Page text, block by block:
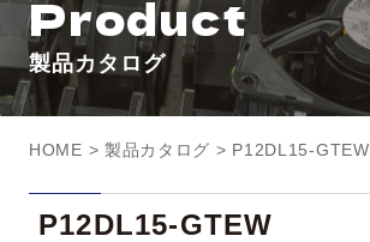
Product
製品カタログ
HOME > 製品カタログ > P12DL15-GTEW
P12DL15-GTEW